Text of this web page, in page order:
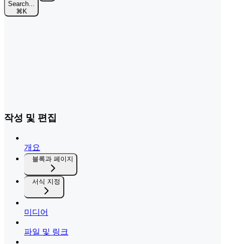
Search...
⌘ K
작성 및 편집
개요
블록과 페이지
서식 지정
미디어
파일 및 링크